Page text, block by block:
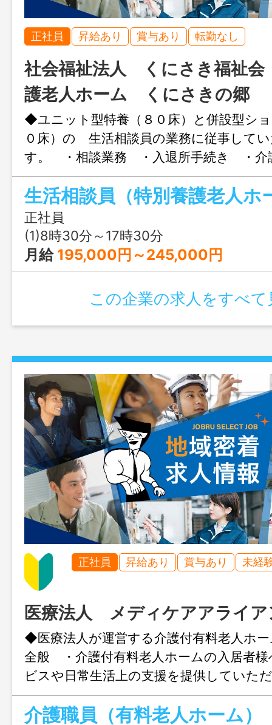
正社員 昇給あり 賞与あり 転勤なし
社会福祉法人 くにさき福祉
護老人ホーム くにさきの郷
◆ユニット型特養（８０床）と併設型シ
０床）の 生活相談員の業務に従事して
す。 ・相談業務 ・入退所手続き ・介
ト等 ＊変更範囲：変更なし ※応募に
クの紹介状が必要です。
正社員
(1)8時30分～17時30分
月給 195,000円～245,000円
この企業の求人をすべて
正社員 昇給あり 賞与あり 未経
医療法人 メディケアアライア
◆医療法人が運営する介護付有料老人ホ
全般 ・介護付有料老人ホームの入居
ビスや日常生活上の支援を提供してい
更範囲：法人の定める業務 ※応募に
の紹介状が必要です
介護職員（有料老人ホーム）